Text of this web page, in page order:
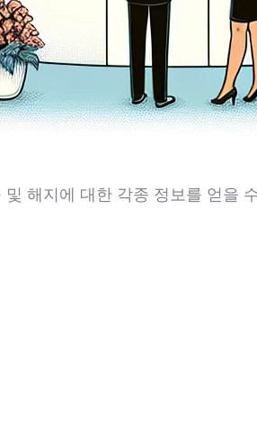
해지에 대한 각종 정보를 얻을